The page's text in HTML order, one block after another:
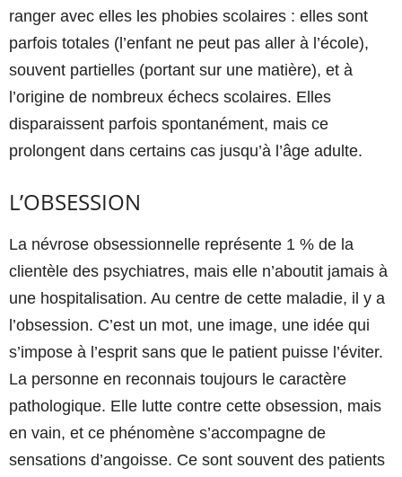
ranger avec elles les phobies scolaires : elles sont
parfois totales (l’enfant ne peut pas aller à l’école),
souvent partielles (portant sur une matière), et à
l’origine de nombreux échecs scolaires. Elles
disparaissent parfois spontanément, mais ce
prolongent dans certains cas jusqu’à l’âge adulte.
L’OBSESSION
La névrose obsessionnelle représente 1 % de la
clientèle des psychiatres, mais elle n’aboutit jamais à
une hospitalisation. Au centre de cette maladie, il y a
l’obsession. C’est un mot, une image, une idée qui
s’impose à l’esprit sans que le patient puisse l’éviter.
La personne en reconnais toujours le caractère
pathologique. Elle lutte contre cette obsession, mais
en vain, et ce phénomène s’accompagne de
sensations d’angoisse. Ce sont souvent des patients